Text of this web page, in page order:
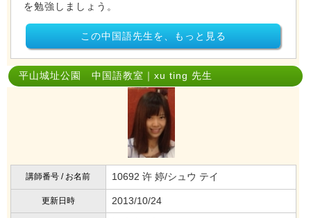
を勉強しましょう。
この中国語先生を、もっと見る
平山城址公園 中国語教室｜xu ting 先生
講師番号 / お名前 10692 许 婷/シュウ テイ
更新日時 2013/10/24